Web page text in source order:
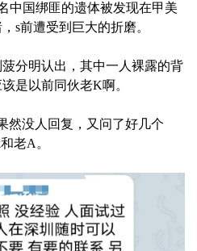
中国绑匪的遗体被发现在甲美
s前遭受到巨大的折磨。
分明认出，其中一人裸露的背
是以前同伙老K啊。
然没人回复，又问了好几个
老A。